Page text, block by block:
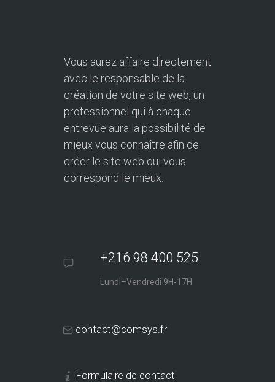
Vous aurez affaire directement
avec le responsable de la
création de votre site web, un
professionnel qui à chaque
entrevue aura la possibilité de
mieux vous connaître afin de
créer le site web qui vous
correspond le mieux.
+216 98 400 525
Lundi–Vendredi 9H-17H
contact@comsys.fr
Formulaire de contact